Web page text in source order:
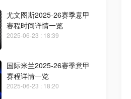
尤文图斯2025-26赛季意甲
赛程时间详情一览
2025-06-23 : 18:39
国际米兰2025-26赛季意甲
赛程详情一览
2025-06-23 : 18:20